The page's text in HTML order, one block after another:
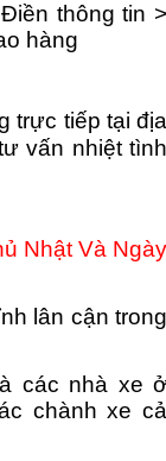
thông tin
hàng
trực tiếp tại địa
vấn nhiệt tình
Nhật Và Ngày
lân cận trong
các nhà xe ở
chành xe cả